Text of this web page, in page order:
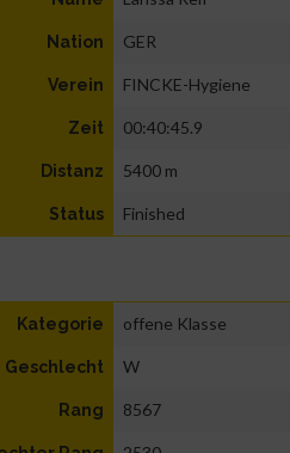
Nation GER
Verein FINCKE-Hygiene
Zeit 00:40:45.9
Distanz 5400 m
Status Finished
Kategorie offene Klasse
Geschlecht W
Rang 8567